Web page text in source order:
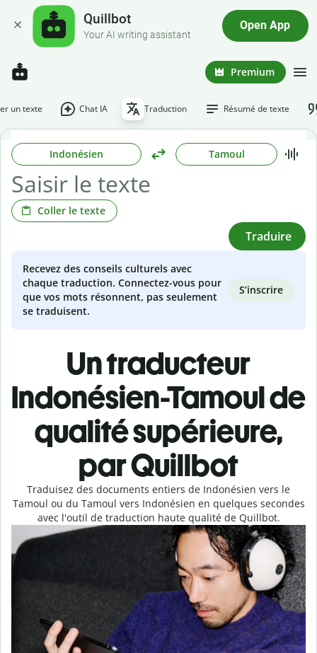
Quillbot
Your AI writing assistant
Open App
Premium
un texte Chat IA Traduction Résumé de texte
Indonésien Tamoul
Coller le texte
Traduire
Recevez des conseils culturels avec
chaque traduction. Connectez-vous pour
que vos mots résonnent, pas seulement
se traduisent.
S’inscrire
Un traducteur
Indonésien-Tamoul de
qualité supérieure,
par Quillbot
Traduisez des documents entiers de Indonésien vers le
Tamoul ou du Tamoul vers Indonésien en quelques secondes
avec l'outil de traduction haute qualité de Quillbot.